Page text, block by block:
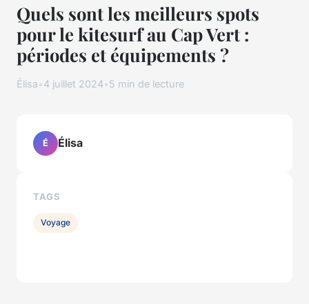
Quels sont les meilleurs spots
pour le kitesurf au Cap Vert :
périodes et équipements ?
Élisa•4 juillet 2024•5 min de lecture
É Élisa
TAGS
Voyage